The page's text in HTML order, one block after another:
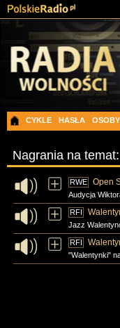
CYKLE HASŁA OSOBY
Nagrania na
RWE Open
Audycja
RFI
Jazz
RFI
"Walentynki"